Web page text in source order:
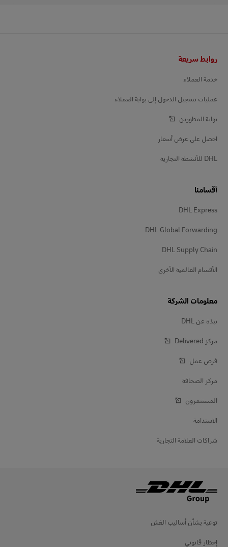
روابط سريعة
خدمة العملاء
عمليات تسجيل الدخول إلى بوابة العملاء
بوابة المطورين
احصل على عرض أسعار
DHL للأنشطة التجارية
أقسامنا
DHL Express
DHL Global Forwarding
DHL Supply Chain
الأقسام العالمية الأخرى
معلومات الشركة
نبذة عن DHL
مركز Delivered‎
فرص عمل
مركز الصحافة
المستثمرون
الاستدامة
شراكات العلامة التجارية
توعية بشأن أساليب الغش
إخطار قانوني